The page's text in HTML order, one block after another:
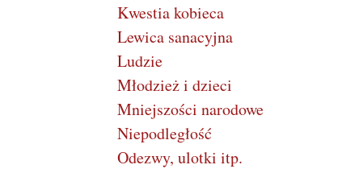
Kwestia kobieca
Lewica sanacyjna
Ludzie
Młodzież i dzieci
Mniejszości narodowe
Niepodległość
Odezwy, ulotki itp.